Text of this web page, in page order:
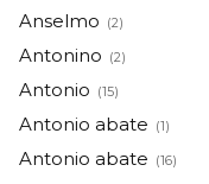
Anselmo (2)
Antonino (2)
Antonio (15)
Antonio abate (1)
Antonio abate (16)